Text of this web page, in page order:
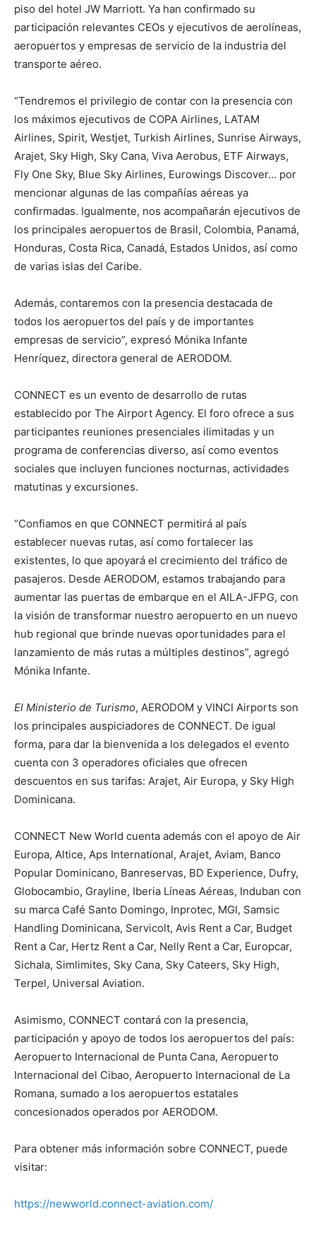
piso del hotel JW Marriott. Ya han confirmado su
participación relevantes CEOs y ejecutivos de aerolíneas,
aeropuertos y empresas de servicio de la industria del
transporte aéreo.
“Tendremos el privilegio de contar con la presencia con
los máximos ejecutivos de COPA Airlines, LATAM
Airlines, Spirit, Westjet, Turkish Airlines, Sunrise Airways,
Arajet, Sky High, Sky Cana, Viva Aerobus, ETF Airways,
Fly One Sky, Blue Sky Airlines, Eurowings Discover… por
mencionar algunas de las compañías aéreas ya
confirmadas. Igualmente, nos acompañarán ejecutivos de
los principales aeropuertos de Brasil, Colombia, Panamá,
Honduras, Costa Rica, Canadá, Estados Unidos, así como
de varias islas del Caribe.
Además, contaremos con la presencia destacada de
todos los aeropuertos del país y de importantes
empresas de servicio”, expresó Mónika Infante
Henríquez, directora general de AERODOM.
CONNECT es un evento de desarrollo de rutas
establecido por The Airport Agency. El foro ofrece a sus
participantes reuniones presenciales ilimitadas y un
programa de conferencias diverso, así como eventos
sociales que incluyen funciones nocturnas, actividades
matutinas y excursiones.
“Confiamos en que CONNECT permitirá al país
establecer nuevas rutas, así como fortalecer las
existentes, lo que apoyará el crecimiento del tráfico de
pasajeros. Desde AERODOM, estamos trabajando para
aumentar las puertas de embarque en el AILA-JFPG, con
la visión de transformar nuestro aeropuerto en un nuevo
hub regional que brinde nuevas oportunidades para el
lanzamiento de más rutas a múltiples destinos”, agregó
Mónika Infante.
El Ministerio de Turismo, AERODOM y VINCI Airports son
los principales auspiciadores de CONNECT. De igual
forma, para dar la bienvenida a los delegados el evento
cuenta con 3 operadores oficiales que ofrecen
descuentos en sus tarifas: Arajet, Air Europa, y Sky High
Dominicana.
CONNECT New World cuenta además con el apoyo de Air
Europa, Altice, Aps International, Arajet, Aviam, Banco
Popular Dominicano, Banreservas, BD Experience, Dufry,
Globocambio, Grayline, Iberia Líneas Aéreas, Induban con
su marca Café Santo Domingo, Inprotec, MGI, Samsic
Handling Dominicana, Servicolt, Avis Rent a Car, Budget
Rent a Car, Hertz Rent a Car, Nelly Rent a Car, Europcar,
Sichala, Simlimites, Sky Cana, Sky Cateers, Sky High,
Terpel, Universal Aviation.
Asimismo, CONNECT contará con la presencia,
participación y apoyo de todos los aeropuertos del país:
Aeropuerto Internacional de Punta Cana, Aeropuerto
Internacional del Cibao, Aeropuerto Internacional de La
Romana, sumado a los aeropuertos estatales
concesionados operados por AERODOM.
Para obtener más información sobre CONNECT, puede
visitar:
https://newworld.connect-aviation.com/